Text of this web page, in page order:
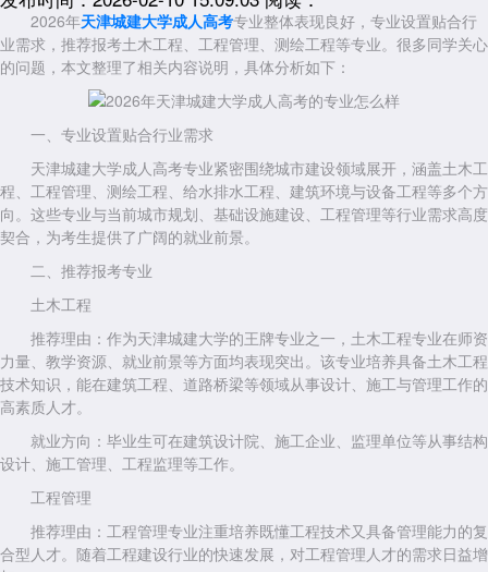
2026年天津城建大学成人高考专业整体表现良好，专业设置贴合行
业需求，推荐报考土木工程、工程管理、测绘工程等专业。很多同学关心
的问题，本文整理了相关内容说明，具体分析如下：
一、专业设置贴合行业需求
天津城建大学成人高考专业紧密围绕城市建设领域展开，涵盖土木工
程、工程管理、测绘工程、给水排水工程、建筑环境与设备工程等多个方
向。这些专业与当前城市规划、基础设施建设、工程管理等行业需求高度
契合，为考生提供了广阔的就业前景。
二、推荐报考专业
土木工程
推荐理由：作为天津城建大学的王牌专业之一，土木工程专业在师资
力量、教学资源、就业前景等方面均表现突出。该专业培养具备土木工程
技术知识，能在建筑工程、道路桥梁等领域从事设计、施工与管理工作的
高素质人才。
就业方向：毕业生可在建筑设计院、施工企业、监理单位等从事结构
设计、施工管理、工程监理等工作。
工程管理
推荐理由：工程管理专业注重培养既懂工程技术又具备管理能力的复
合型人才。随着工程建设行业的快速发展，对工程管理人才的需求日益增